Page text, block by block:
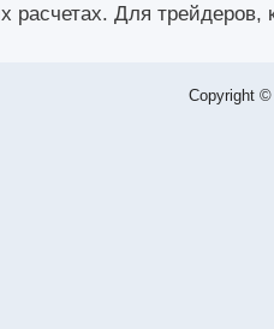
расчетах. Для
Copyright ©